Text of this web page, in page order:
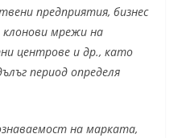
предприятия, бизнес
мрежи на
центрове и др., като
период определя
на марката,